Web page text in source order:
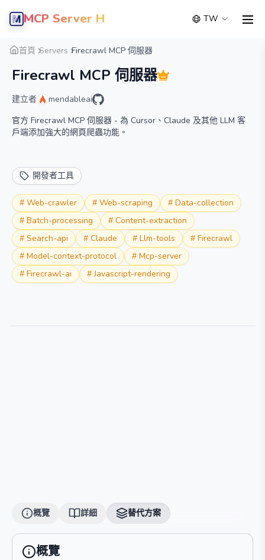
MCP Server Hub TW
首頁 Servers Firecrawl MCP 伺服器
Firecrawl MCP 伺服器
建立者
mendableai
官方 Firecrawl MCP 伺服器 - 為 Cursor、Claude 及其他 LLM 客
戶端添加強大的網頁爬蟲功能。
開發者工具
# Web-crawler # Web-scraping # Data-collection
# Batch-processing # Content-extraction
# Search-api # Claude # Llm-tools # Firecrawl
# Model-context-protocol # Mcp-server
# Firecrawl-ai #Javascript-rendering
概覽 詳細 替代方案
概覽 詳細 替代方案
概覽